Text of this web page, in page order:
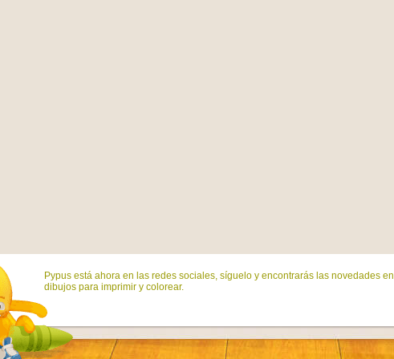
Pypus está ahora en las redes sociales, síguelo y encontrarás las novedades en
dibujos para imprimir y colorear.